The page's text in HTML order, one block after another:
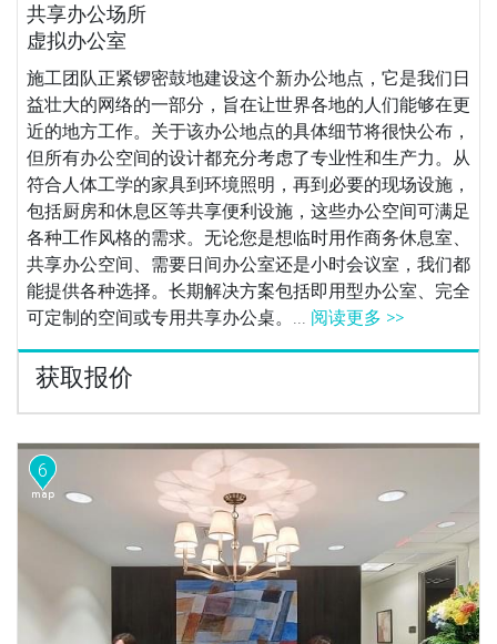
共享办公场所
虚拟办公室
施工团队正紧锣密鼓地建设这个新办公地点，它是我们日
益壮大的网络的一部分，旨在让世界各地的人们能够在更
近的地方工作。关于该办公地点的具体细节将很快公布，
但所有办公空间的设计都充分考虑了专业性和生产力。从
符合人体工学的家具到环境照明，再到必要的现场设施，
包括厨房和休息区等共享便利设施，这些办公空间可满足
各种工作风格的需求。无论您是想临时用作商务休息室、
共享办公空间、需要日间办公室还是小时会议室，我们都
能提供各种选择。长期解决方案包括即用型办公室、完全
可定制的空间或专用共享办公桌。... 阅读更多 >>
获取报价
6